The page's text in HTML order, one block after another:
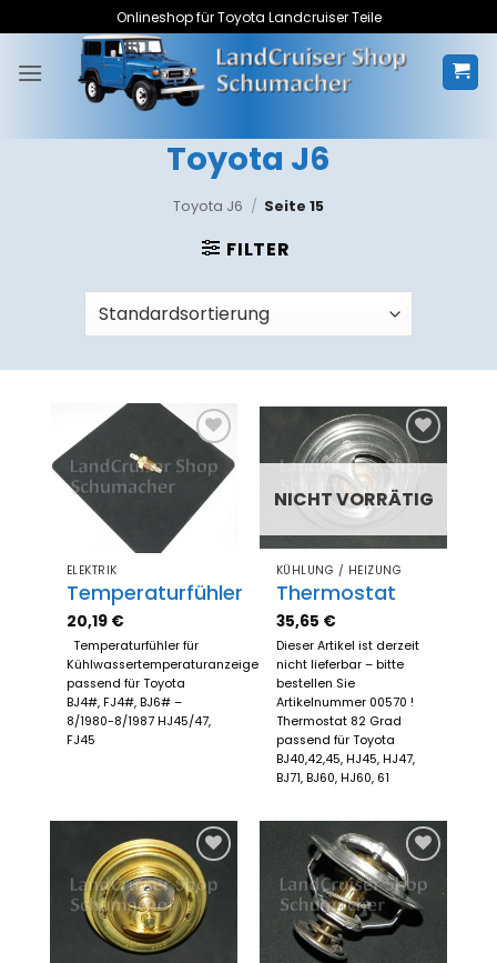
Inhalt
springen
Onlineshop für Toyota Landcruiser Teile
Toyota J6
Toyota J6 / Seite 15
FILTER
Zum
Merkzettel
hinzufügen
ELEKTRIK
Temperaturfühler
20,19 €
Temperaturfühler für
Kühlwassertemperaturanzeige
passend für Toyota
BJ4#, FJ4#, BJ6# –
8/1980-8/1987 HJ45/47,
FJ45
Zum
hinzufügen
NICHT VORRÄTIG
KÜHLUNG / HEIZUNG
Thermostat
35,65 €
Dieser Artikel ist derzeit
nicht lieferbar – bitte
bestellen Sie
Artikelnummer 00570 !
Thermostat 82 Grad
passend für Toyota
BJ40,42,45, HJ45, HJ47,
BJ71, BJ60, HJ60, 61
Zum
Merkzettel
hinzufügen
Zum
Merkzettel
hinzufügen